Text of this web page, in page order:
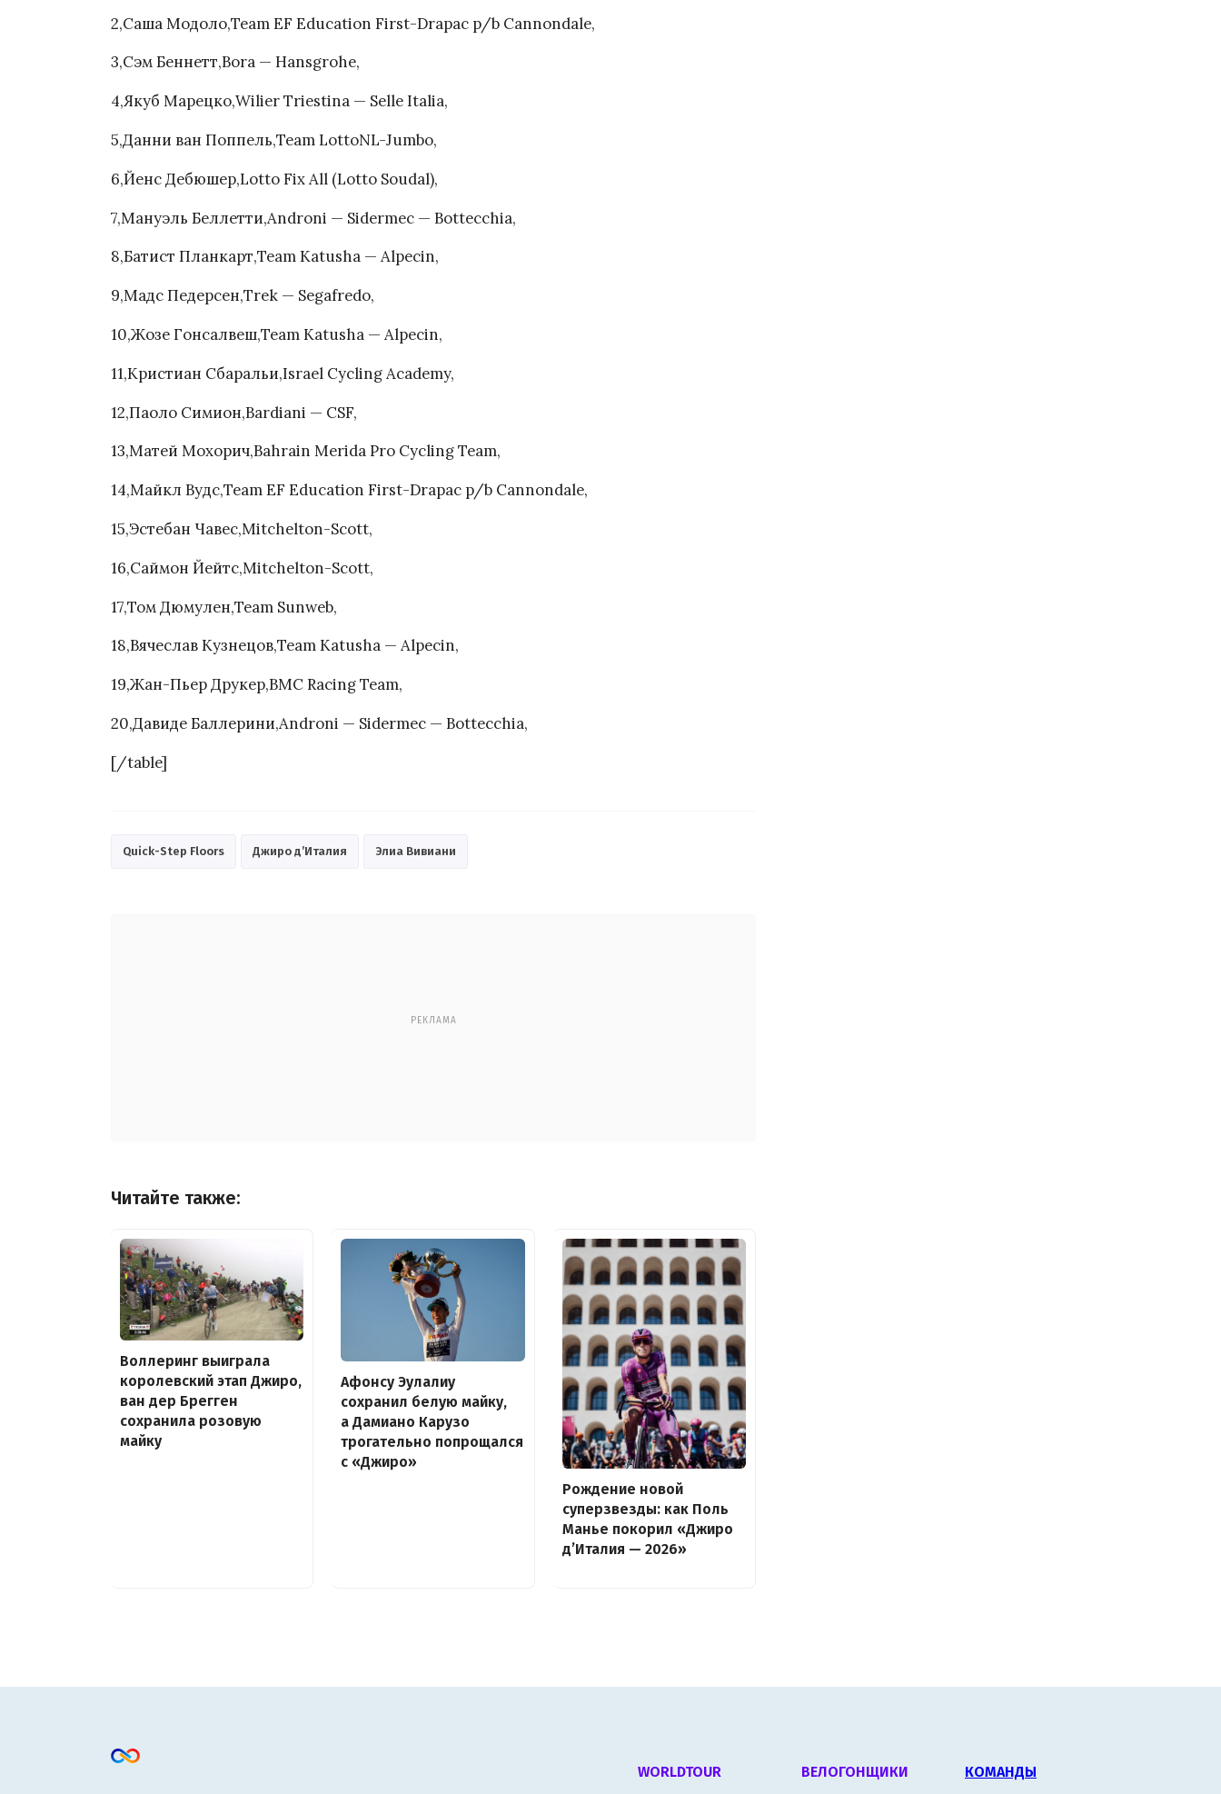
2,Саша Модоло,Team EF Education First-Drapac p/b Cannondale,
3,Сэм Беннетт,Bora — Hansgrohe,
4,Якуб Марецко,Wilier Triestina — Selle Italia,
5,Данни ван Поппель,Team LottoNL-Jumbo,
6,Йенс Дебюшер,Lotto Fix All (Lotto Soudal),
7,Мануэль Беллетти,Androni — Sidermec — Bottecchia,
8,Батист Планкарт,Team Katusha — Alpecin,
9,Мадс Педерсен,Trek — Segafredo,
10,Жозе Гонсалвеш,Team Katusha — Alpecin,
11,Кристиан Сбаральи,Israel Cycling Academy,
12,Паоло Симион,Bardiani — CSF,
13,Матей Мохорич,Bahrain Merida Pro Cycling Team,
14,Майкл Вудс,Team EF Education First-Drapac p/b Cannondale,
15,Эстебан Чавес,Mitchelton-Scott,
16,Саймон Йейтс,Mitchelton-Scott,
17,Том Дюмулен,Team Sunweb,
18,Вячеслав Кузнецов,Team Katusha — Alpecin,
19,Жан-Пьер Друкер,BMC Racing Team,
20,Давиде Баллерини,Androni — Sidermec — Bottecchia,
[/table]
Quick-Step Floors Джиро д’Италия Элиа Вивиани
РЕКЛАМА
Читайте также:
Воллеринг выиграла
королевский этап Джиро,
ван дер Брегген
сохранила розовую
майку
Афонсу Эулалиу
сохранил белую майку,
а Дамиано Карузо
трогательно попрощался
с «Джиро»
Рождение новой
суперзвезды: как Поль
Манье покорил «Джиро
д’Италия — 2026»
WORLDTOUR ВЕЛОГОНЩИКИ КОМАНДЫ